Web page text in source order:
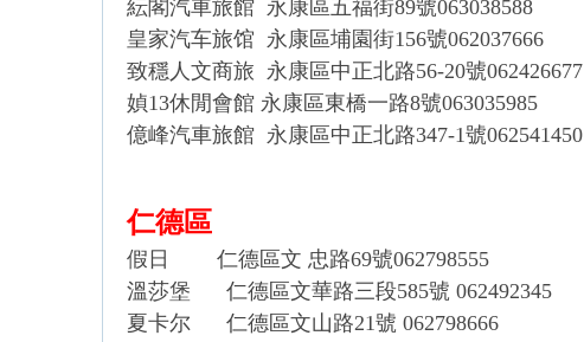
紜閣汽車旅館 永康區五福街89號063038588
皇家汽车旅馆 永康區埔園街156號062037666
致穩人文商旅 永康區中正北路56-20號062426677
媜13休閒會館 永康區東橋一路8號063035985
億峰汽車旅館 永康區中正北路347-1號062541450
仁德區
假日 仁德區文 忠路69號062798555
溫莎堡
仁德區文華路三段585號 062492345
夏卡尔
仁德區文山路21號 062798666